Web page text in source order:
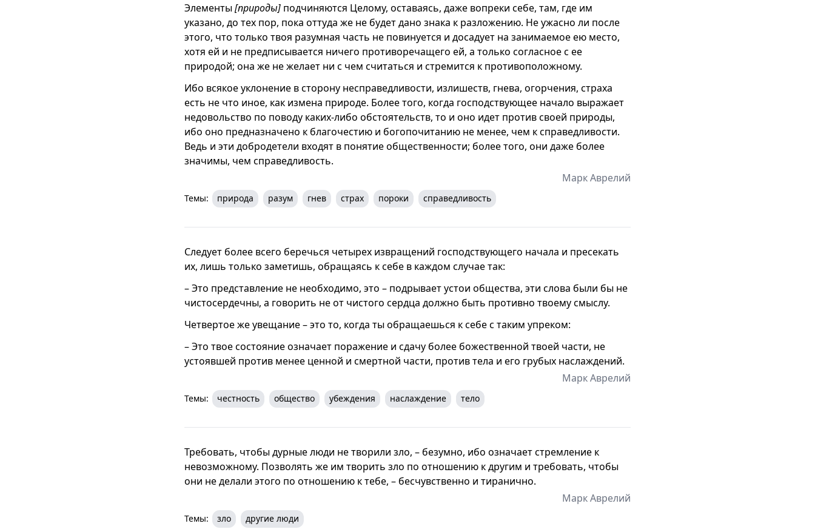
Элементы[природы] подчиняются Целому, оставаясь, даже вопреки себе, там, где им
указано, до тех пор, пока оттуда же не будет дано знака к разложению. Не ужасно ли после
этого, что только твоя разумная часть не повинуется и досадует на занимаемое ею место,
хотя ей и не предписывается ничего противоречащего ей, а только согласное с ее
природой; она же не желает ни с чем считаться и стремится к противоположному.
Ибо всякое уклонение в сторону несправедливости, излишеств, гнева, огорчения, страха
есть не что иное, как измена природе. Более того, когда господствующее начало выражает
недовольство по поводу каких-либо обстоятельств, то и оно идет против своей природы,
ибо оно предназначено к благочестию и богопочитанию не менее, чем к справедливости.
Ведь и эти добродетели входят в понятие общественности; более того, они даже более
значимы, чем справедливость.
Марк Аврелий
Темы: природа разум гнев страх пороки справедливость
Следует более всего беречься четырех извращений господствующего начала и пресекать
их, лишь только заметишь, обращаясь к себе в каждом случае так:
– Это представление не необходимо, это – подрывает устои общества, эти слова были бы не
чистосердечны, а говорить не от чистого сердца должно быть противно твоему смыслу.
Четвертое же увещание – это то, когда ты обращаешься к себе с таким упреком:
– Это твое состояние означает поражение и сдачу более божественной твоей части, не
устоявшей против менее ценной и смертной части, против тела и его грубых наслаждений.
Марк Аврелий
Темы: честность общество убеждения наслаждение тело
Требовать, чтобы дурные люди не творили зло, – безумно, ибо означает стремление к
невозможному. Позволять же им творить зло по отношению к другим и требовать, чтобы
они не делали этого по отношению к тебе, – бесчувственно и тиранично.
Марк Аврелий
Темы: зло другие люди